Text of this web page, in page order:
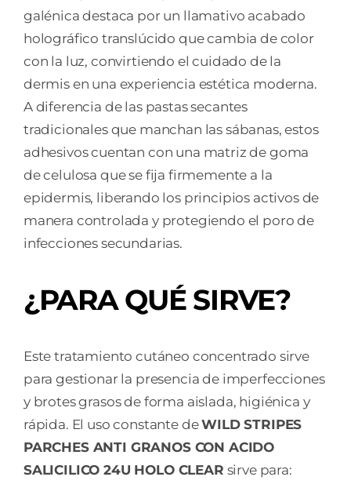
galénica destaca por un llamativo acabado
holográfico translúcido que cambia de color
con la luz, convirtiendo el cuidado de la
dermis en una experiencia estética moderna.
A diferencia de las pastas secantes
tradicionales que manchan las sábanas, estos
adhesivos cuentan con una matriz de goma
de celulosa que se fija firmemente a la
epidermis, liberando los principios activos de
manera controlada y protegiendo el poro de
infecciones secundarias.
¿PARA QUÉ SIRVE?
Este tratamiento cutáneo concentrado sirve
para gestionar la presencia de imperfecciones
y brotes grasos de forma aislada, higiénica y
rápida. El uso constante deWILD STRIPES
PARCHES ANTI GRANOS CON ACIDO
SALICILICO 24U HOLO CLEAR sirve para: